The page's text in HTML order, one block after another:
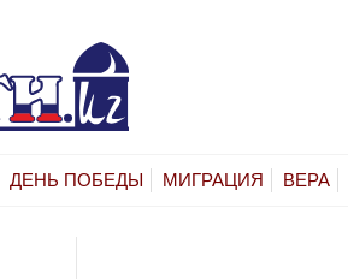
ДЕНЬ ПОБЕДЫ МИГРАЦИЯ ВЕРА